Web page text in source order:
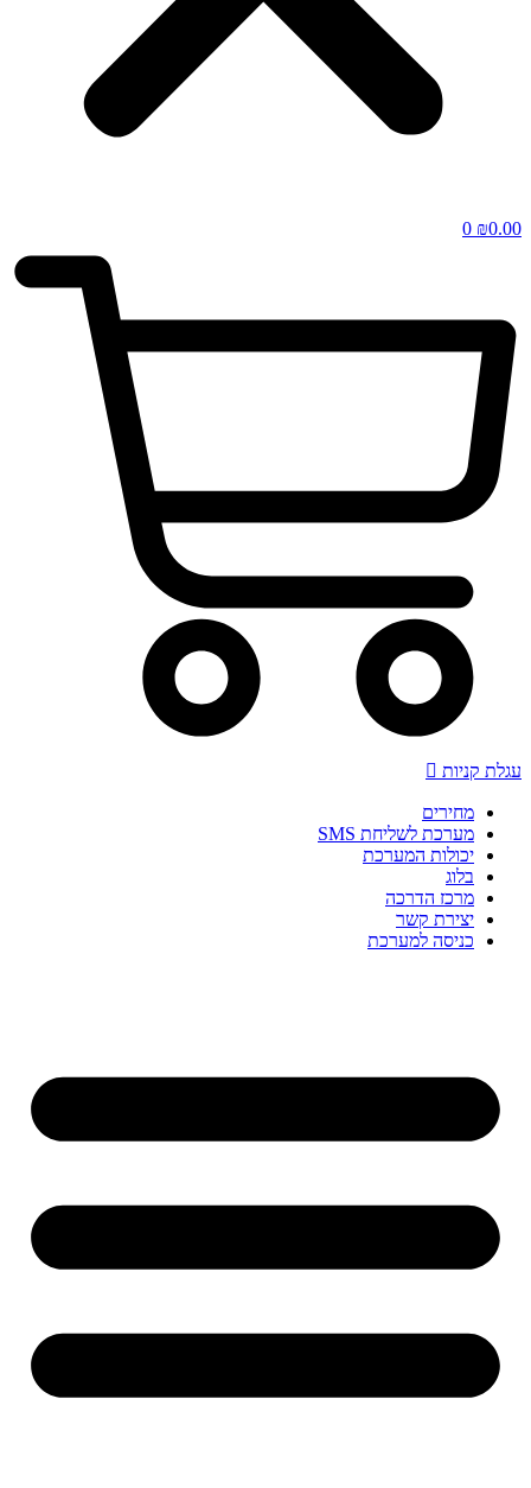
₪0.00
0
עגלת קניות
מחירים
מערכת לשליחת SMS
יכולות המערכת
בלוג
מרכז הדרכה
יצירת קשר
כניסה למערכת